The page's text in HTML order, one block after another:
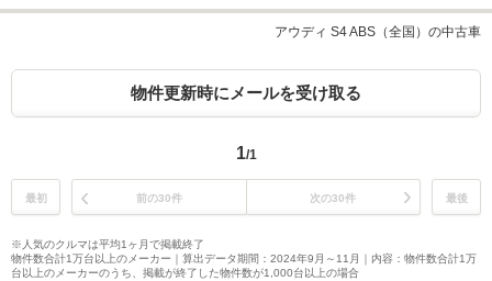
アウディ S4 ABS（全国）の中古車
物件更新時にメールを受け取る
1/1
最初 前の30件 次の30件 最後
※人気のクルマは平均1ヶ月で掲載終了
物件数合計1万台以上のメーカー｜算出データ期間：2024年9月～11月｜内容：物件数合計1万
台以上のメーカーのうち、掲載が終了した物件数が1,000台以上の場合